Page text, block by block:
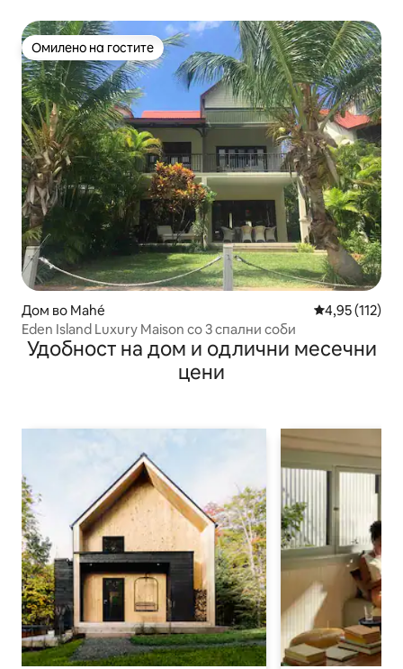
Омилено на гостите
Омилено на гостите
Дом во Mahé Просечна
4,95 (112)
Eden Island Luxury Maison со 3 спални соби
Удобност на дом и одлични месечни
цени